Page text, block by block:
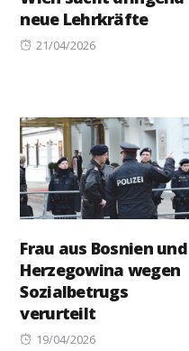
neue Lehrkräfte
Posted
21/04/2026
Frau aus Bosnien und
Herzegowina wegen
Sozialbetrugs
verurteilt
Posted
19/04/2026